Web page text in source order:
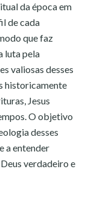
da época em
de cada
que faz
luta pela
valiosas desses
historicamente
Jesus
O objetivo
desses
a entender
verdadeiro e